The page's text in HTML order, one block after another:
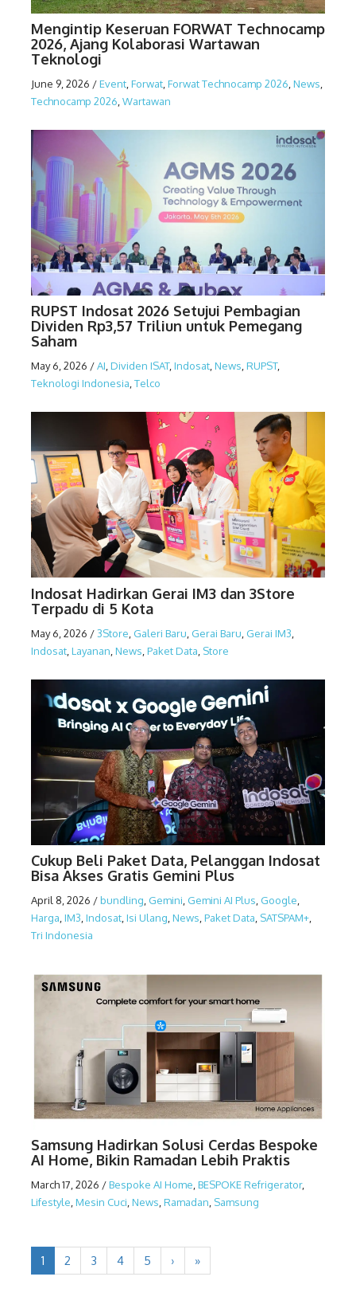
Mengintip Keseruan FORWAT Technocamp
2026, Ajang Kolaborasi Wartawan
Teknologi
June 9, 2026 /Event Forwat Forwat Technocamp 2026 News
Technocamp 2026 Wartawan
RUPST Indosat 2026 Setujui Pembagian
Dividen Rp3,57 Triliun untuk Pemegang
Saham
May 6, 2026 /AI,Dividen ISAT,Indosat,News,RUPST,
Teknologi Indonesia,Telco
Indosat Hadirkan Gerai IM3 dan 3Store
Terpadu di 5 Kota
May 6, 2026 /3Store Galeri Baru Gerai Baru Gerai IM3
Indosat Layanan News Paket Data Store
Cukup Beli Paket Data, Pelanggan Indosat
Bisa Akses Gratis Gemini Plus
April 8, 2026 /bundling Gemini Gemini AI Plus Google
Harga IM3 Indosat Isi Ulang News Paket Data SATSPAM+
Tri Indonesia
Samsung Hadirkan Solusi Cerdas Bespoke
AI Home, Bikin Ramadan Lebih Praktis
March 17, 2026 /Bespoke AI Home BESPOKE Refrigerator,
Lifestyle Mesin Cuci News Ramadan Samsung
1 2 3 4 5 › »